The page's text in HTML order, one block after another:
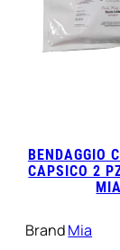
BENDAGGIO
CAPSICO 2
MIA
BrandMia